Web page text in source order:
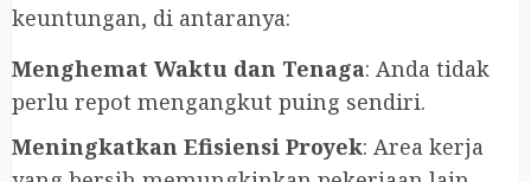
keuntungan, di antaranya:
Menghemat Waktu dan Tenaga: Anda tidak
perlu repot mengangkut puing sendiri.
Meningkatkan Efisiensi Proyek: Area kerja